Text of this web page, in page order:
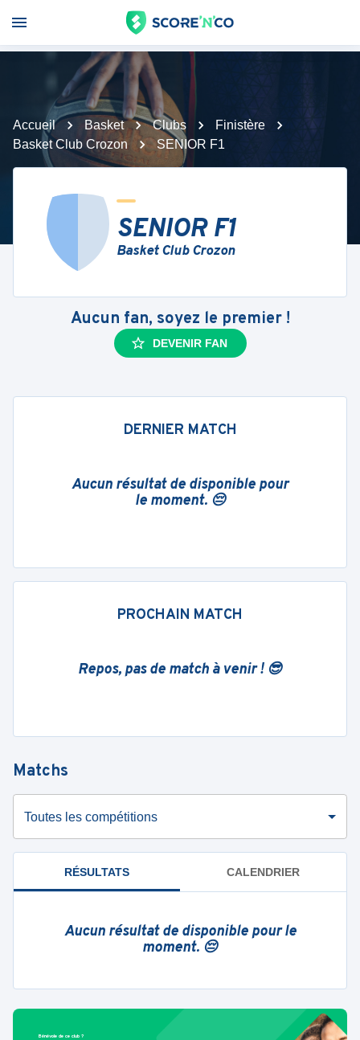
Accueil Basket Clubs
Finistère
Basket Club Crozon
SENIOR F1
SENIOR F1
Basket Club Crozon
Aucun fan, soyez le premier !
DEVENIR FAN
DERNIER MATCH
Aucun résultat de disponible pour
le moment. 😔
PROCHAIN MATCH
Repos, pas de match à venir ! 😎
Matchs
Toutes les compétitions
RÉSULTATS CALENDRIER
Aucun résultat de disponible pour le
moment. 😔
Bénévole de ce club ?